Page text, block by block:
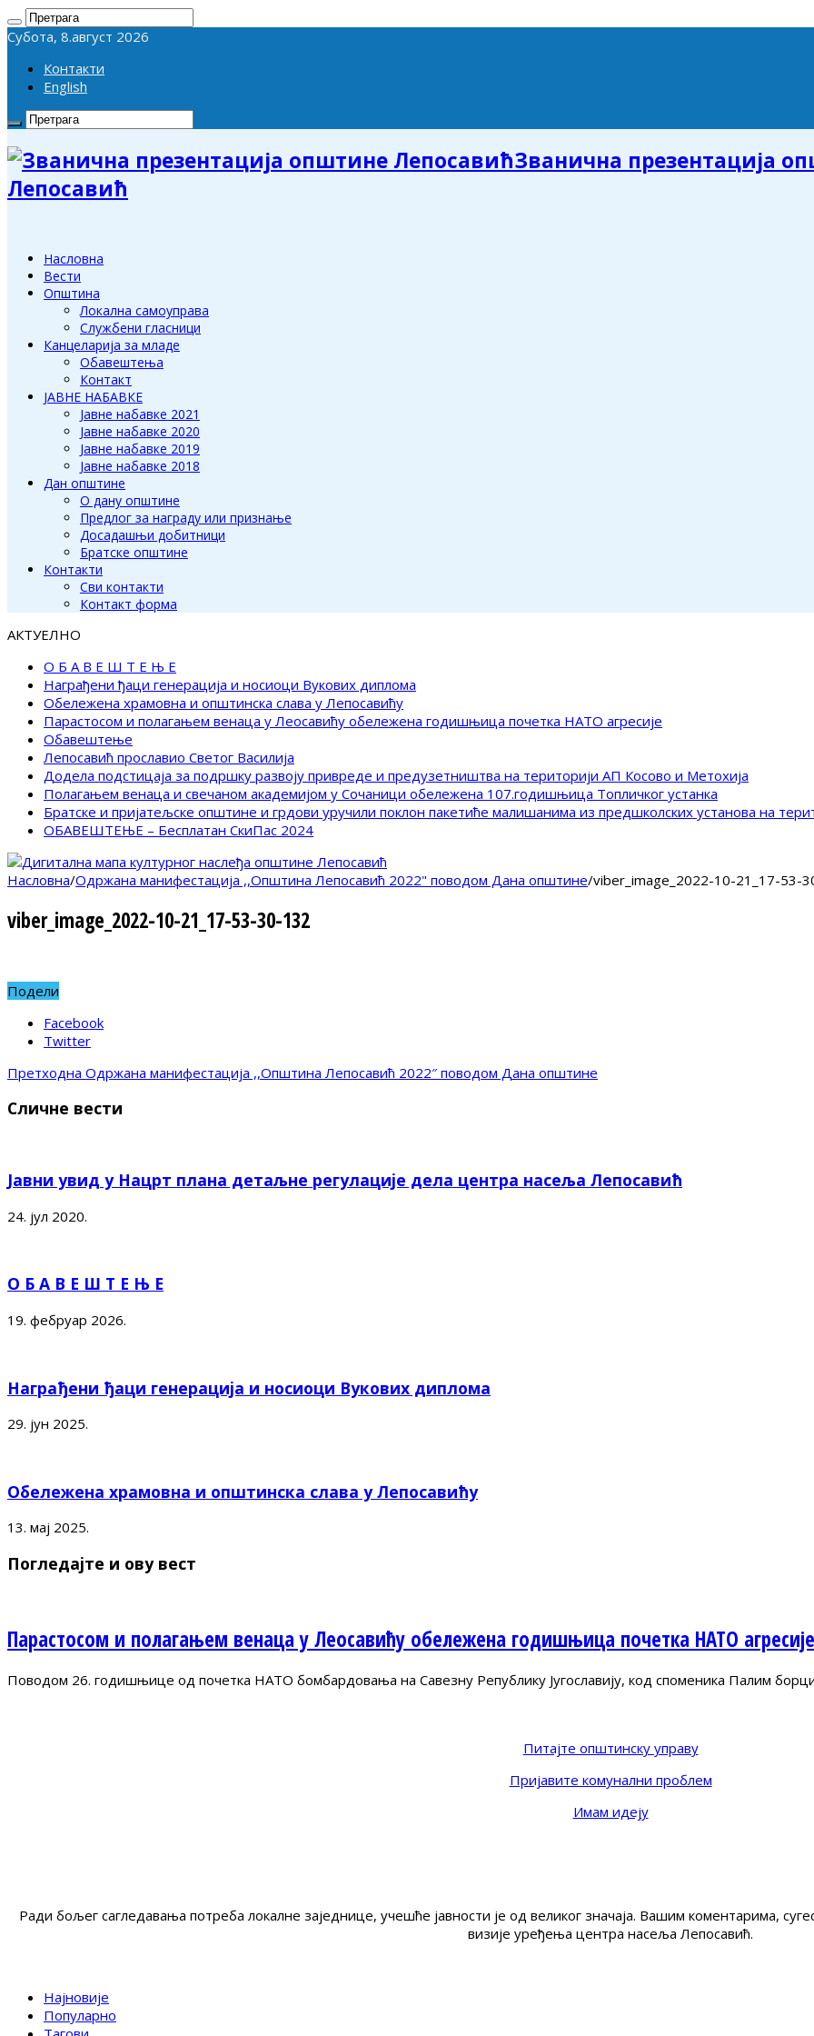
Субота, 8.август 2026
Контакти
English
Званична презентација
Лепосавић
Насловна
Вести
Општина
Локална самоуправа
Службени гласници
Канцеларија за младе
Обавештења
Контакт
ЈАВНЕ НАБАВКЕ
Јавне набавке 2021
Јавне набавке 2020
Јавне набавке 2019
Јавне набавке 2018
Дан општине
О дану општине
Предлог за награду или признање
Досадашњи добитници
Братске општине
Контакти
Сви контакти
Контакт форма
АКТУЕЛНО
О Б А В Е Ш Т Е Њ Е
Награђени ђаци генерација и носиоци Вукових диплома
Обележена храмовна и општинска слава у Лепосавићу
Парастосом и полагањем венаца у Леосавићу обележена годишњица почетка НАТО агресије
Обавештење
Лепосавић прославио Светог Василија
Додела подстицаја за подршку развоју привреде и предузетништва на територији АП Косово и Метохија
Полагањем венаца и свечаном академијом у Сочаници обележена 107.годишњица Топличког устанка
Братске и пријатељске општине и грдови уручили поклон пакетиће малишанима из предшколских установа на
ОБАВЕШТЕЊЕ – Бесплатан СкиПас 2024
Насловна/Одржана манифестација ,,Општина Лепосавић 2022" поводом Дана општине/viber_image_2022-10-21_17-53-
viber_image_2022-10-21_17-53-30-132
Подели
Facebook
Twitter
Претходна Одржана манифестација ,,Општина Лепосавић 2022″ поводом Дана општине
Сличне вести
Јавни увид у Нацрт плана детаљне регулације дела центра насеља Лепосавић
24. јул 2020.
О Б А В Е Ш Т Е Њ Е
19. фебруар 2026.
Награђени ђаци генерација и носиоци Вукових диплома
29. јун 2025.
Обележена храмовна и општинска слава у Лепосавићу
13. мај 2025.
Погледајте и ову вест
Парастосом и полагањем венаца у Леосавићу обележена годишњица почетка НАТО агресије
Поводом 26. годишњице од почетка НАТО бомбардовања на Савезну Републику Југославију, код споменика Палим
Питајте општинску управу
Пријавите комунални проблем
Имам идеју
Ради бољег сагледавања потреба локалне заједнице, учешће јавности је од великог значаја. Вашим коментарима,
визије уређења центра насеља Лепосавић.
Најновије
Популарно